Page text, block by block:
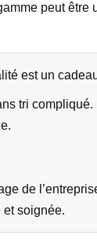
peut
est un
tri compliqué.
de
et soignée.